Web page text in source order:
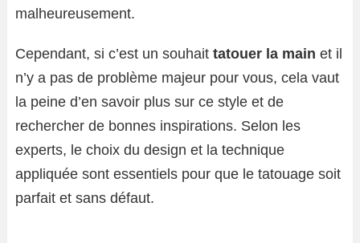
malheureusement.
Cependant, si c’est un souhait tatouer la main et il
n’y a pas de problème majeur pour vous, cela vaut
la peine d’en savoir plus sur ce style et de
rechercher de bonnes inspirations. Selon les
experts, le choix du design et la technique
appliquée sont essentiels pour que le tatouage soit
parfait et sans défaut.